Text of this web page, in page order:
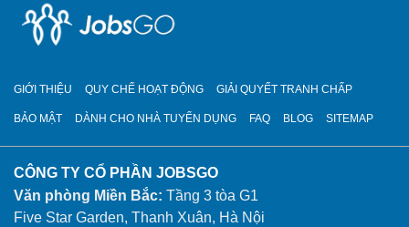
GIỚI THIỆU QUY CHẾ HOẠT ĐỘNG GIẢI QUYẾT TRANH CHẤP
BẢO MẬT DÀNH CHO NHÀ TUYỂN DỤNG FAQ BLOG SITEMAP
CÔNG TY CỔ PHẦN JOBSGO
Văn phòng Miền Bắc: Tầng 3 tòa G1
Five Star Garden, Thanh Xuân, Hà Nội